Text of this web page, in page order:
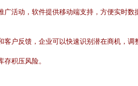
活动，软件提供移动端支持，方便实时数
户反馈，企业可以快速识别潜在商机，
积压风险。